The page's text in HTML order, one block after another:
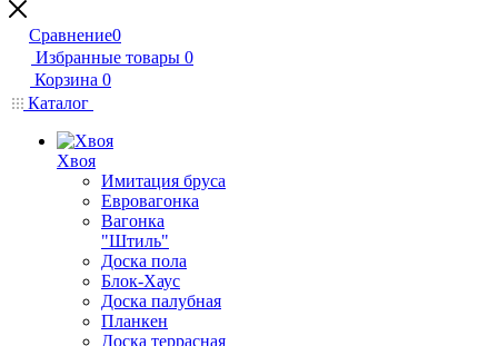
Сравнение0
Избранные товары 0
Корзина 0
Каталог
Хвоя
Имитация бруса
Евровагонка
Вагонка
"Штиль"
Доска пола
Блок-Хаус
Доска палубная
Планкен
Доска террасная